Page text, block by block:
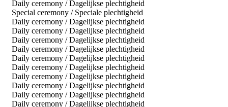
Daily ceremony / Dagelijkse plechtigheid
Special ceremony / Speciale plechtigheid
Daily ceremony / Dagelijkse plechtigheid
Daily ceremony / Dagelijkse plechtigheid
Daily ceremony / Dagelijkse plechtigheid
Daily ceremony / Dagelijkse plechtigheid
Daily ceremony / Dagelijkse plechtigheid
Daily ceremony / Dagelijkse plechtigheid
Daily ceremony / Dagelijkse plechtigheid
Daily ceremony / Dagelijkse plechtigheid
Daily ceremony / Dagelijkse plechtigheid
Daily ceremony / Dagelijkse plechtigheid